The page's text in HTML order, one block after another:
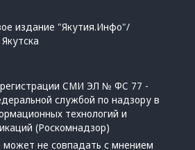
издание "Якутия.Инфо"/
СМИ ЭЛ № ФС 77 -
службой по надзору в
технологий и
(Роскомнадзор)
не совпадать с мнением